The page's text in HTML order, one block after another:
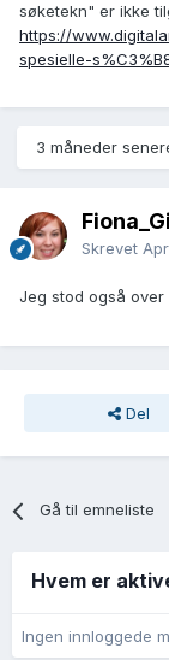
søketekn" er ikke
https://
spesielle-
3 måneder
Skrevet
Jeg stod også over
Del
Gå til emneliste
Hvem er
Ingen innloggede